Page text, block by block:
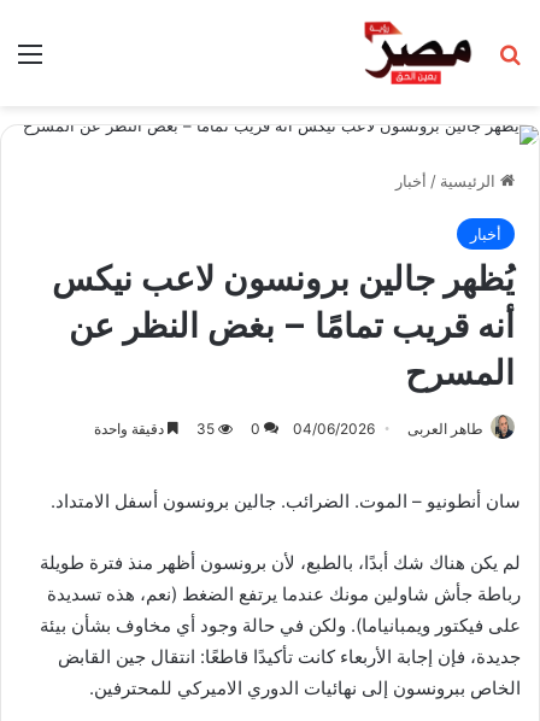
بحث عن
الرئيسية / أخبار
أخبار
يُظهر جالين برونسون لاعب نيكس
أنه قريب تمامًا – بغض النظر عن
المسرح
طاهر العربى 04/06/2026
0
35 دقيقة واحدة
سان أنطونيو – الموت. الضرائب. جالين برونسون أسفل الامتداد.
لم يكن هناك شك أبدًا، بالطبع، لأن برونسون أظهر منذ فترة طويلة
رباطة جأش شاولين مونك عندما يرتفع الضغط (نعم، هذه تسديدة
على فيكتور ويمبانياما). ولكن في حالة وجود أي مخاوف بشأن بيئة
جديدة، فإن إجابة الأربعاء كانت تأكيدًا قاطعًا: انتقال جين القابض
الخاص ببرونسون إلى نهائيات الدوري الاميركي للمحترفين.